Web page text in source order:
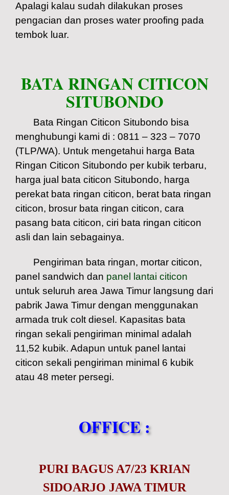
Apalagi kalau sudah dilakukan proses
pengacian dan proses water proofing pada
tembok luar.
BATA RINGAN CITICON
SITUBONDO
Bata Ringan Citicon Situbondo bisa
menghubungi kami di : 0811 – 323 – 7070
(TLP/WA). Untuk mengetahui harga Bata
Ringan Citicon Situbondo per kubik terbaru,
harga jual bata citicon Situbondo, harga
perekat bata ringan citicon, berat bata ringan
citicon, brosur bata ringan citicon, cara
pasang bata citicon, ciri bata ringan citicon
asli dan lain sebagainya.
Pengiriman bata ringan, mortar citicon,
panel sandwich dan panel lantai citicon
untuk seluruh area Jawa Timur langsung dari
pabrik Jawa Timur dengan menggunakan
armada truk colt diesel. Kapasitas bata
ringan sekali pengiriman minimal adalah
11,52 kubik. Adapun untuk panel lantai
citicon sekali pengiriman minimal 6 kubik
atau 48 meter persegi.
OFFICE :
PURI BAGUS A7/23 KRIAN
SIDOARJO JAWA TIMUR